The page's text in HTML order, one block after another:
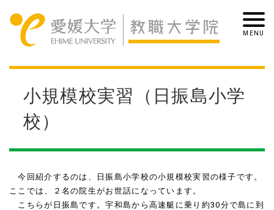
小規模校実習（日振島小学
校）
今回紹介するのは、日振島小学校の小規模校実習の様子です。
ここでは、２名の院生がお世話になっています。
こちらが日振島です。宇和島から高速艇に乗り約30分で島に到